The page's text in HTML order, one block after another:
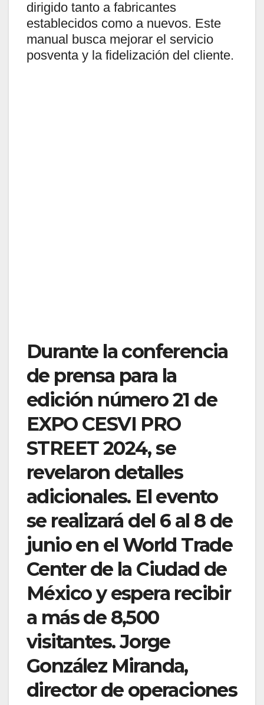
dirigido tanto a fabricantes
establecidos como a nuevos. Este
manual busca mejorar el servicio
posventa y la fidelización del cliente.
Durante la conferencia
de prensa para la
edición número 21 de
EXPO CESVI PRO
STREET 2024, se
revelaron detalles
adicionales. El evento
se realizará del 6 al 8 de
junio en el World Trade
Center de la Ciudad de
México y espera recibir
a más de 8,500
visitantes. Jorge
González Miranda,
director de operaciones